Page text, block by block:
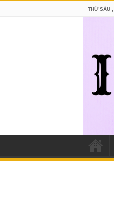
THỨ SÁU